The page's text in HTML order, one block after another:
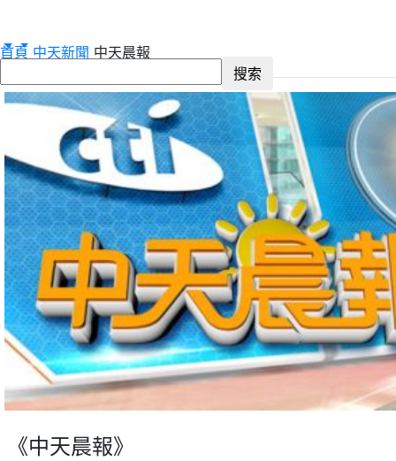
首頁 中天新聞 中天晨報
《中天晨報》